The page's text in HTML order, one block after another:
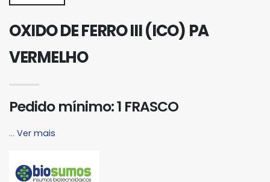
OXIDO DE FERRO III (ICO) PA
VERMELHO
Pedido mínimo: 1 FRASCO
... Ver mais